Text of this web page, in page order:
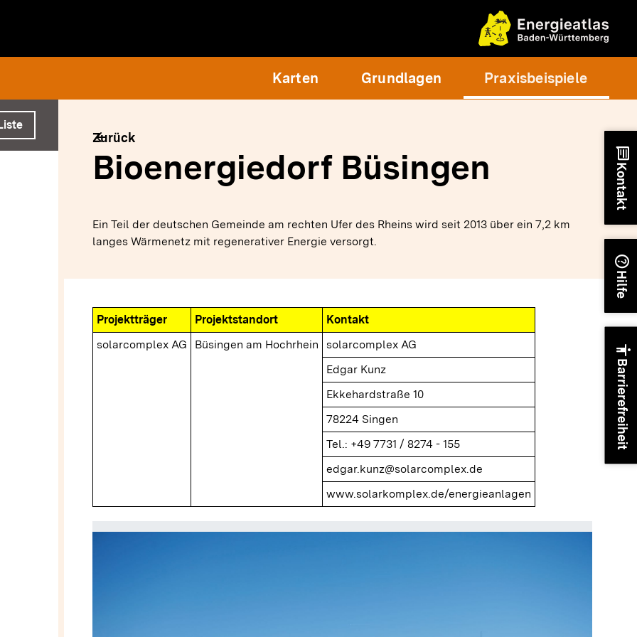
ausführen
Karten Grundlagen Praxisbeispiele
arrow_back
Zurück
Bioenergiedorf Büsingen
Ein Teil der deutschen Gemeinde am rechten Ufer des Rheins wird seit 2013 über ein 7,2 km
langes Wärmenetz mit regenerativer Energie versorgt.
Projektträger Projektstandort
Kontakt
solarcomplex AG
Büsingen am Hochrhein
solarcomplex AG
Edgar Kunz
Ekkehardstraße 10
78224 Singen
Tel.: +49 7731 / 8274 - 155
edgar.kunz@solarcomplex.de
www.solarkomplex.de/energieanlagen
chat
Kontakt
help
Hilfe
accessibility
Barrierefreiheit